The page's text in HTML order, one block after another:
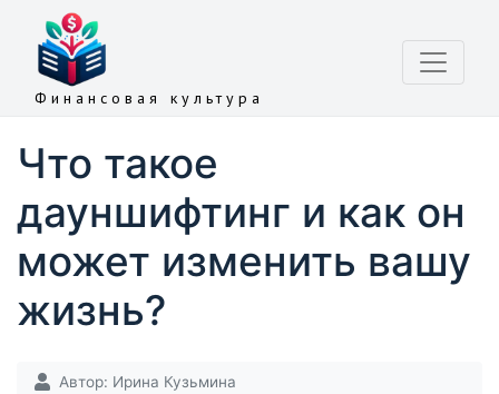
Финансовая культура
Что такое
дауншифтинг и как он
может изменить вашу
жизнь?
Автор: Ирина Кузьмина